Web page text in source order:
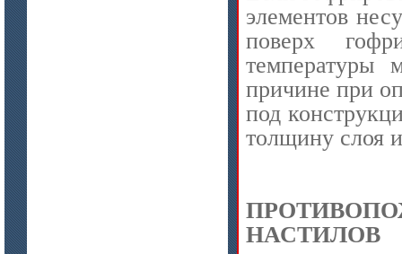
элементов
поверх
температуры
причине при
под
толщину слоя
НАСТИЛОВ